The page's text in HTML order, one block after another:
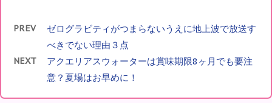
PREV
ゼログラビティがつまらないうえに地上波で放送す
べきでない理由３点
NEXT
アクエリアスウォーターは賞味期限8ヶ月でも要注
意？夏場はお早めに！